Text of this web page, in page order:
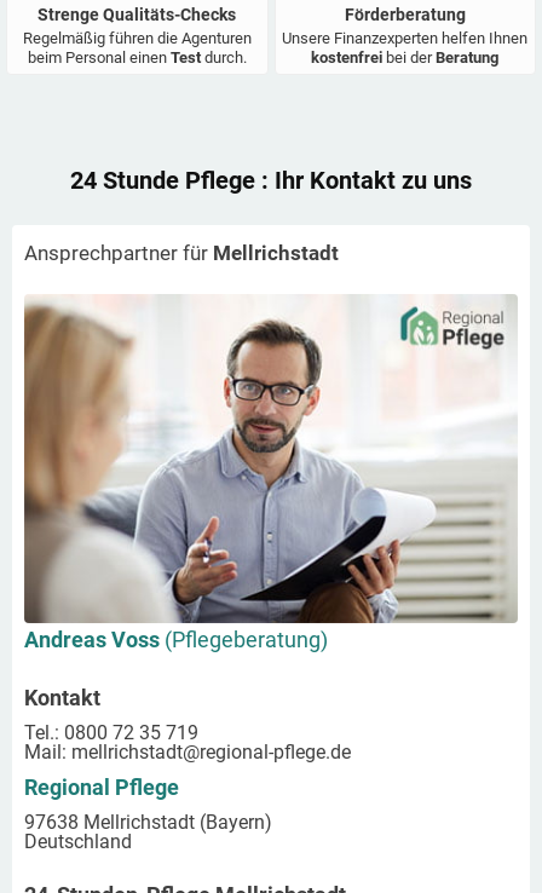
Strenge Qualitäts-Checks
Regelmäßig führen die Agenturen
beim Personal einen Test durch.
Förderberatung
Unsere Finanzexperten helfen Ihnen
kostenfrei bei derBeratung
24 Stunde Pflege : Ihr Kontakt zu uns
Ansprechpartner für Mellrichstadt
Andreas Voss (Pflegeberatung)
Kontakt
Tel.: 0800 72 35 719
Mail: mellrichstadt@regional-pflege.de
Regional Pflege
97638 Mellrichstadt (Bayern)
Deutschland